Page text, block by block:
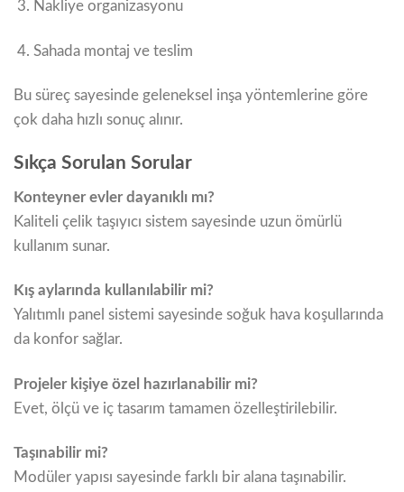
Nakliye organizasyonu
Sahada montaj ve teslim
Bu süreç sayesinde geleneksel inşa yöntemlerine göre
çok daha hızlı sonuç alınır.
Sıkça Sorulan Sorular
Konteyner evler dayanıklı mı?
Kaliteli çelik taşıyıcı sistem sayesinde uzun ömürlü
kullanım sunar.
Kış aylarında kullanılabilir mi?
Yalıtımlı panel sistemi sayesinde soğuk hava koşullarında
da konfor sağlar.
Projeler kişiye özel hazırlanabilir mi?
Evet, ölçü ve iç tasarım tamamen özelleştirilebilir.
Taşınabilir mi?
Modüler yapısı sayesinde farklı bir alana taşınabilir.